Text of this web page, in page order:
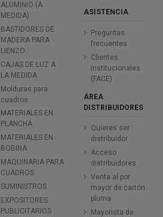
ALUMINIO (A
MEDIDA)
BASTIDORES DE
MADERA PARA
LIENZO
CAJAS DE LUZ A
LA MEDIDA
Molduras para
cuadros
MATERIALES EN
PLANCHA
MATERIALES EN
BOBINA
MAQUINARIA PARA
CUADROS
SUMINISTROS
EXPOSITORES
PUBLICITARIOS
ASISTENCIA
Preguntas
frecuentes
Clientes
institucionales
(FACE)
ÁREA
DISTRIBUIDORES
Quieres ser
distribuidor
Acceso
distribuidores
Venta al por
mayor de cartón
pluma
Mayorista de